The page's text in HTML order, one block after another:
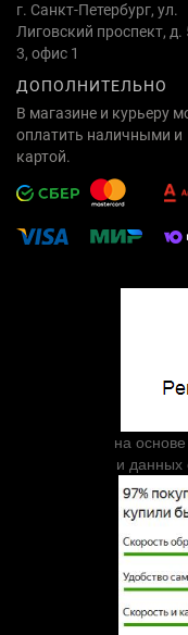
г. Санкт-Петербург, ул.
Лиговский проспект, д.
3, офис 1
ДОПОЛНИТЕЛЬНО
В магазине и курьеру
оплатить наличными и
картой.
на
и данных